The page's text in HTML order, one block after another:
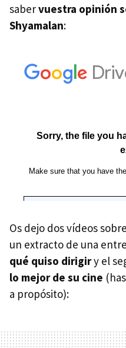
sabervuestra opinión
Shyamalan:
Os dejo dos vídeos sobre
un extracto de una
qué quiso dirigiry el
lo mejor de su cine
a propósito):